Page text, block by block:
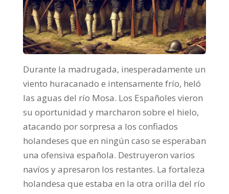
Durante la madrugada, inesperadamente un
viento huracanado e intensamente frío, heló
las aguas del río Mosa. Los Españoles vieron
su oportunidad y marcharon sobre el hielo,
atacando por sorpresa a los confiados
holandeses que en ningún caso se esperaban
una ofensiva española. Destruyeron varios
navíos y apresaron los restantes. La fortaleza
holandesa que estaba en la otra orilla del río